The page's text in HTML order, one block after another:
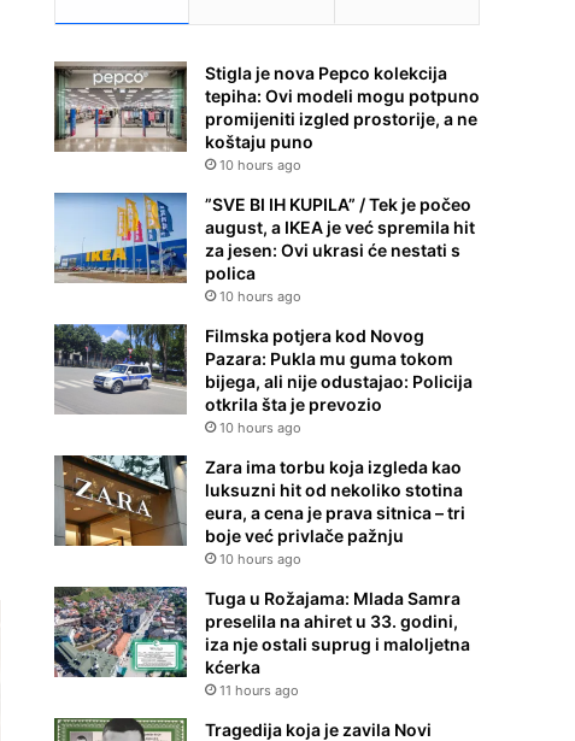
Stigla je nova Pepco kolekcija
tepiha: Ovi modeli mogu potpuno
promijeniti izgled prostorije, a ne
koštaju puno
10 hours ago
”SVE BI IH KUPILA” / Tek je počeo
august, a IKEA je već spremila hit
za jesen: Ovi ukrasi će nestati s
polica
10 hours ago
Filmska potjera kod Novog
Pazara: Pukla mu guma tokom
bijega, ali nije odustajao: Policija
otkrila šta je prevozio
10 hours ago
Zara ima torbu koja izgleda kao
luksuzni hit od nekoliko stotina
eura, a cena je prava sitnica – tri
boje već privlače pažnju
10 hours ago
Tuga u Rožajama: Mlada Samra
preselila na ahiret u 33. godini,
iza nje ostali suprug i maloljetna
kćerka
11 hours ago
Tragedija koja je zavila Novi